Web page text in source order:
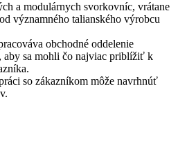
a modulárnych svorkovníc, vrátane
významného talianského výrobcu
obchodné oddelenie
sa mohli čo najviac priblížiť k
so zákazníkom môže navrhnúť